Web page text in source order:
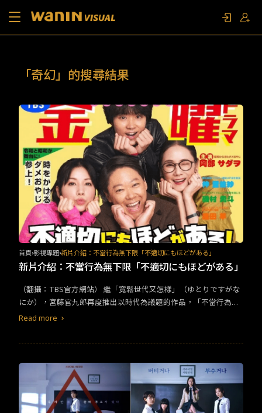
影視專題
聯繫我們
限定活動
TW EN JP KR
「奇幻」的搜尋結果
首頁 影視專題 新片介紹：不當行為無下限「不適切にもほどがある」
新片介紹：不當行為無下限「不適切にもほどがある」
​​（翻攝：​TBS​官方網站）​ ​​繼「寬鬆世代又怎樣」（ゆとりですがな
にか），宮藤官九郎再度推出以時代為議題的作品，「不當行為無
下限」（暫翻：原名為「不適切にもほどがある」）​ ​​台灣以民國紀
然，年號轉變不只標示了舊任天皇的下位，期間的回憶也被大家凝
縮成一個時空膠囊，只等待我們下​cue​，便能遁入彼時彼刻。​
Read more